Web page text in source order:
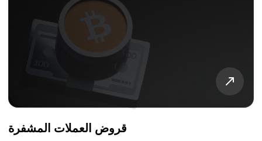
قروض العملات المشفرة